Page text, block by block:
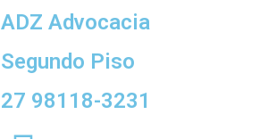
ADZ Advocacia
Segundo Piso
27 98118-3231